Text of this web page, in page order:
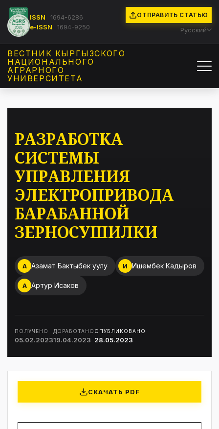
ISSN
1694-6286
e-ISSN
1694-9250
ОТПРАВИТЬ СТАТЬЮ
Русский
ВЕСТНИК КЫРГЫЗCКОГО
НАЦИОНАЛЬНОГО
АГРАРНОГО
УНИВЕРСИТЕТА
РАЗРАБОТКА
СИСТЕМЫ
УПРАВЛЕНИЯ
ЭЛЕКТРОПРИВОДА
БАРАБАННОЙ
ЗЕРНОСУШИЛКИ
А Азамат Бактыбек уулу И Ишембек Кадыров
А Артур Исаков
ПОЛУЧЕНО
05.02.2023
ДОРАБОТАНО
19.04.2023
ОПУБЛИКОВАНО
28.05.2023
СКАЧАТЬ PDF